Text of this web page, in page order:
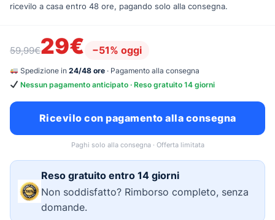
ricevilo a casa entro 48 ore, pagando solo alla consegna.
59,99€29€ −51% oggi
Spedizione in 24/48 ore· Pagamento alla consegna
Nessun pagamento anticipato · Reso gratuito 14 giorni
Ricevilo con pagamento alla consegna
Paghi solo alla consegna · Offerta limitata
Reso gratuito entro 14 giorni
Non soddisfatto? Rimborso completo, senza
domande.